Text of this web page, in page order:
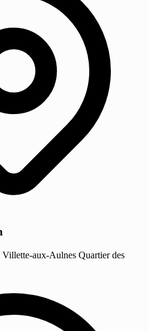
Villette-aux-Aulnes Quartier des